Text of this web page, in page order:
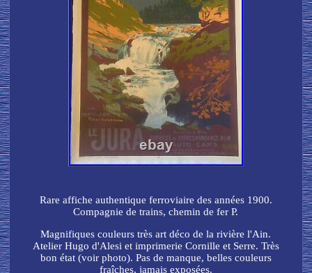
Rare affiche authentique ferroviaire des années 1900.
Compagnie de trains, chemin de fer P.
Magnifiques couleurs très art déco de la rivière l'Ain.
Atelier Hugo d'Alesi et imprimerie Cornille et Serre. Très
bon état (voir photo). Pas de manque, belles couleurs
fraîches, jamais exposées.